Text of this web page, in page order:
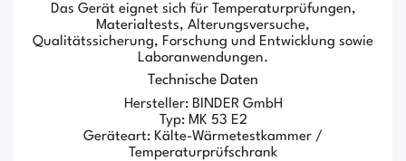
Das Gerät eignet sich für Temperaturprüfungen,
Materialtests, Alterungsversuche,
Qualitätssicherung, Forschung und Entwicklung sowie
Laboranwendungen.
Technische Daten
Hersteller: BINDER GmbH
Typ: MK 53 E2
Geräteart: Kälte-Wärmetestkammer /
Temperaturprüfschrank